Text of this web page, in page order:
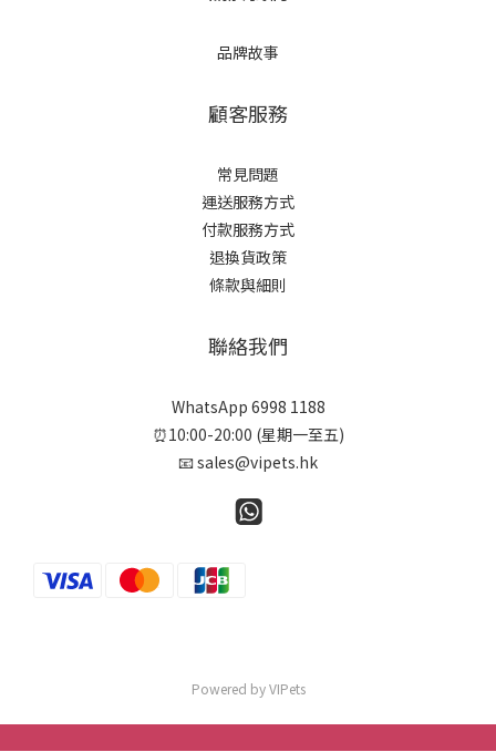
品牌故事
顧客服務
常見問題
運送服務方式
付款服務方式
退換貨政策
條款與細則
聯絡我們
WhatsApp 6998 1188
⏰10:00-20:00 (星期一至五)
📧 sales@vipets.hk
Powered by VIPets